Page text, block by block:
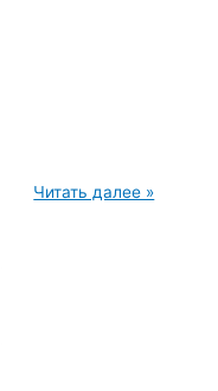
Йога
Читать далее »